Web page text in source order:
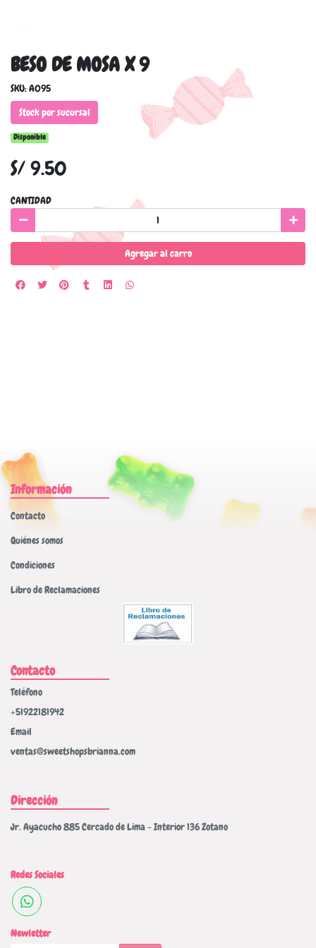
BESO DE MOSA X 9
SKU: A095
Stock por sucursal
Disponible
S/ 9.50
CANTIDAD
Agregar al carro
Información
Contacto
Quiénes somos
Condiciones
Libro de Reclamaciones
Contacto
Teléfono
+51922181942
Email
ventas@sweetshopsbrianna.com
Dirección
Jr. Ayacucho 885 Cercado de Lima - Interior 136 Zotano
Redes Sociales
Newletter